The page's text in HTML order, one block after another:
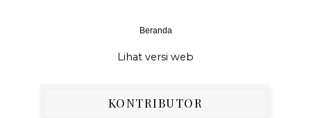
Beranda
Lihat versi web
KONTRIBUTOR